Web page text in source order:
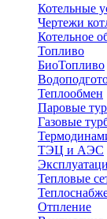
Котельные
Чертежи
Котельное
Топливо
БиоТопливо
Теплообмен
Паровые
Газовые
ТЭЦ и АЭС
Тепловые
Отпление